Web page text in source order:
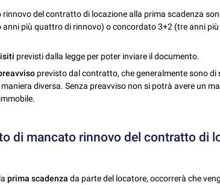
del contratto di locazione alla prima scadenza
più quattro di rinnovo) o concordato 3+2 (tre anni più
previsti dalla legge per poter inviare il documento.
previsto dal contratto, che generalmente sono di
diversa. Senza preavviso non si potrà avere un
di mancato rinnovo del contratto di
prima scadenza da parte del locatore, occorrerà che